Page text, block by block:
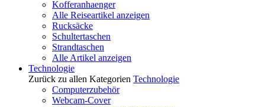
Kofferanhaenger
Alle Reiseartikel anzeigen
Rucksäcke
Schultertaschen
Strandtaschen
Alle Artikel anzeigen
Technologie
Zurück zu allen Kategorien Technologie
Computerzubehör
Webcam-Cover